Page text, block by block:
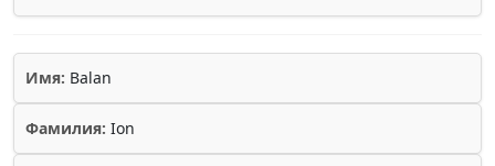
Имя: Balan
Фамилия: Ion